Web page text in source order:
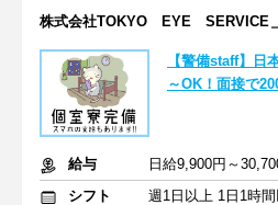
株式会社TOKYO EYE SERVICE
【警備staff】
～OK！面接で
給与
日給9,900円～
シフト